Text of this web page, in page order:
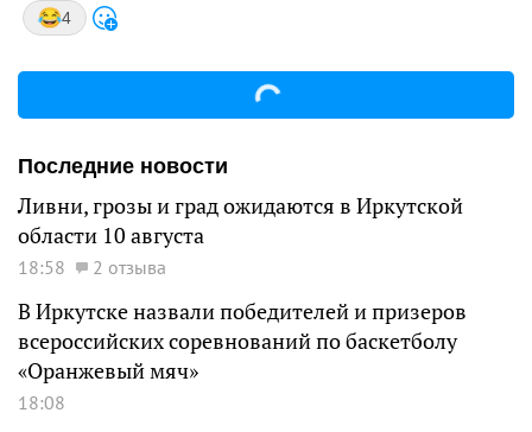
4
Последние новости
Ливни, грозы и град ожидаются в Иркутской
области 10 августа
18:58 2 отзыва
В Иркутске назвали победителей и призеров
всероссийских соревнований по баскетболу
«Оранжевый мяч»
18:08